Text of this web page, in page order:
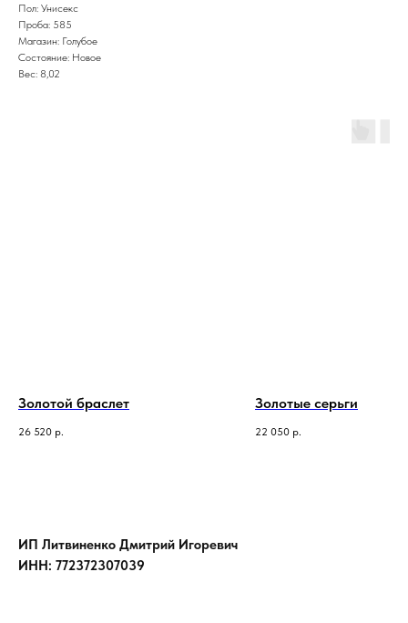
Пол: Унисекс
Проба: 585
Магазин: Голубое
Состояние: Новое
Вес: 8,02
Золотой браслет
26 520 р.
Золотые серьги
22 050 р.
ИП Литвиненко Дмитрий Игоревич
ИНН: 772372307039